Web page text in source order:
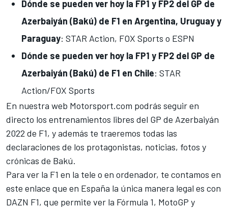
Dónde se pueden ver hoy la FP1 y FP2 del GP de
Azerbaiyán (Bakú) de F1 en Argentina, Uruguay y
Paraguay: STAR Action, FOX Sports o ESPN
Dónde se pueden ver hoy la FP1 y FP2 del GP de
Azerbaiyán (Bakú) de F1 en Chile: STAR
Action/FOX Sports
En nuestra web Motorsport.com podrás seguir en
directo los entrenamientos libres del GP de Azerbaiyán
2022 de F1, y además te traeremos todas las
declaraciones de los protagonistas, noticias, fotos y
crónicas de Bakú.
Para ver la F1 en la tele o en ordenador, te contamos en
este enlace que en España la única manera legal es con
DAZN F1, que permite ver la Fórmula 1, MotoGP y